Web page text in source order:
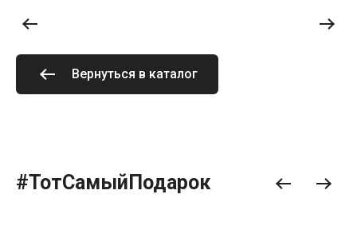
Вернуться в каталог
#ТотСамыйПодарок